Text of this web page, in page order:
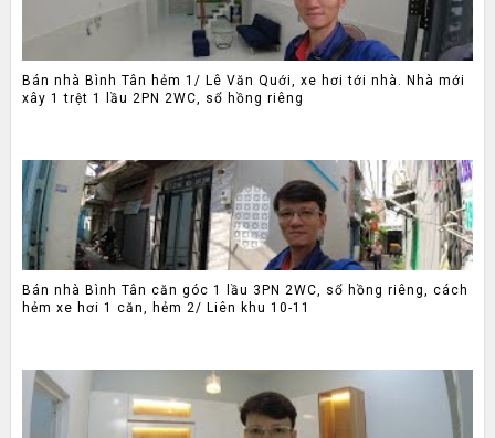
Bán nhà Bình Tân hẻm 1/ Lê Văn Quới, xe hơi tới nhà. Nhà mới
xây 1 trệt 1 lầu 2PN 2WC, sổ hồng riêng
Bán nhà Bình Tân căn góc 1 lầu 3PN 2WC, sổ hồng riêng, cách
hẻm xe hơi 1 căn, hẻm 2/ Liên khu 10-11